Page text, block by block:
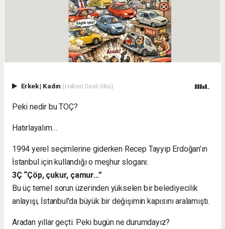
Erkek| Kadın (Haberi Sesli Oku)
Peki nedir bu TOÇ?
Hatırlayalım…
1994 yerel seçimlerine giderken Recep Tayyip Erdoğan’ın
İstanbul için kullandığı o meşhur sloganı:
3Ç “Çöp, çukur, çamur…”
Bu üç temel sorun üzerinden yükselen bir belediyecilik
anlayışı, İstanbul’da büyük bir değişimin kapısını aralamıştı.
Aradan yıllar geçti. Peki bugün ne durumdayız?